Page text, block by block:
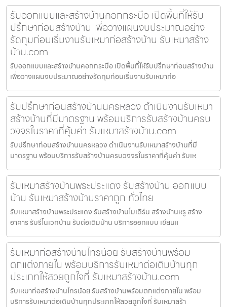
รับออกแบบและสร้างบ้านคอกกระบือ เปิดพื้นที่ให้รับ
ปรึกษาก่อนสร้างบ้าน เพื่อวางแผนงบประมาณอย่าง
รัดกุมก่อนเริ่มงานรับเหมาก่อสร้างบ้าน รับเหมาสร้าง
บ้าน.com
รับออกแบบและสร้างบ้านคอกกระบือ เปิดพื้นที่ให้รับปรึกษาก่อนสร้างบ้าน
เพื่อวางแผนงบประมาณอย่างรัดกุมก่อนเริ่มงานรับเหมาก่อ
รับปรึกษาก่อนสร้างบ้านนครหลวง ดำเนินงานรับเหมา
สร้างบ้านที่มีมาตรฐาน พร้อมบริการรับสร้างบ้านครบ
วงจรในราคาที่คุ้มค่า รับเหมาสร้างบ้าน.com
รับปรึกษาก่อนสร้างบ้านนครหลวง ดำเนินงานรับเหมาสร้างบ้านที่มี
มาตรฐาน พร้อมบริการรับสร้างบ้านครบวงจรในราคาที่คุ้มค่า รับเห
รับเหมาสร้างบ้านพระประแดง รับสร้างบ้าน ออกแบบ
บ้าน รับเหมาสร้างบ้านราคาถูก ทั่วไทย
รับเหมาสร้างบ้านพระประแดง รับสร้างบ้านโมเดิร์น สร้างบ้านหรู สร้าง
อาคาร รับรีโนเวทบ้าน รับต่อเติมบ้าน บริการออกแบบ เขียนแ
รับเหมาก่อสร้างบ้านไทรน้อย รับสร้างบ้านพร้อม
ตกแต่งภายใน พร้อมบริการรับเหมาต่อเติมบ้านทุก
ประเภทให้สวยถูกใจที่ รับเหมาสร้างบ้าน.com
รับเหมาก่อสร้างบ้านไทรน้อย รับสร้างบ้านพร้อมตกแต่งภายใน พร้อม
บริการรับเหมาต่อเติมบ้านทุกประเภทให้สวยถูกใจที่ รับเหมาสร้า